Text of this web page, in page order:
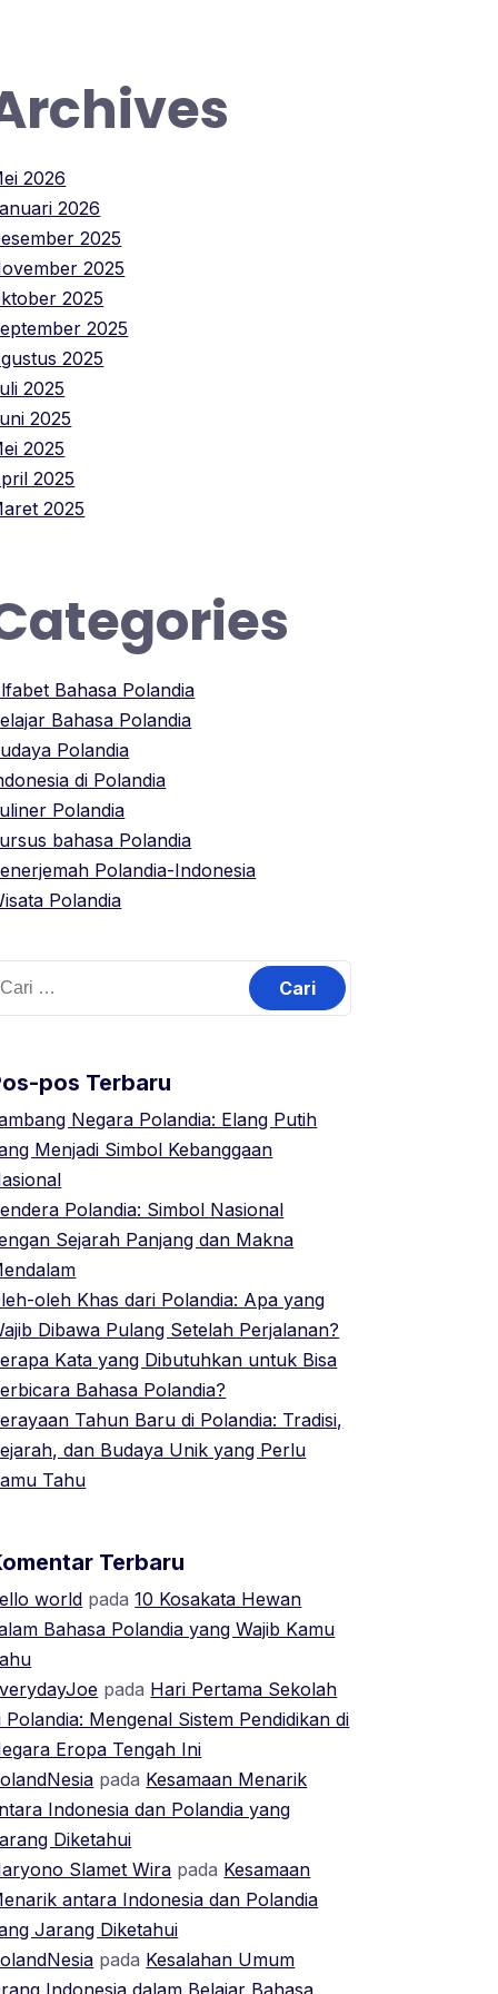
2026
2026
2025
2025
2025
2025
2025
2025
2025
2025
2025
2025
Bahasa Polandia
Bahasa Polandia
Polandia
di Polandia
Polandia
bahasa Polandia
Polandia-Indonesia
Polandia
pos Terbaru
Negara Polandia: Elang Putih
Menjadi Simbol Kebanggaan
Polandia: Simbol Nasional
Sejarah Panjang dan Makna
oleh Khas dari Polandia: Apa yang
Dibawa Pulang Setelah Perjalanan?
Kata yang Dibutuhkan untuk Bisa
Bahasa Polandia?
Tahun Baru di Polandia: Tradisi,
dan Budaya Unik yang Perlu
Tahu
Terbaru
world pada10 Kosakata Hewan
Bahasa Polandia yang Wajib Kamu
pada Hari Pertama Sekolah
Polandia: Mengenal Sistem Pendidikan di
Eropa Tengah Ini
pada Kesamaan Menarik
Indonesia dan Polandia yang
Diketahui
Slamet Wira pada Kesamaan
antara Indonesia dan Polandia
Jarang Diketahui
pada Kesalahan Umum
Indonesia dalam Belajar Bahasa